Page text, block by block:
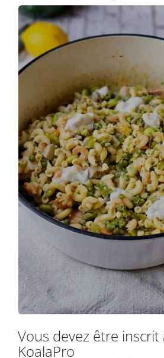
Vous devez être inscrit
KoalaPro